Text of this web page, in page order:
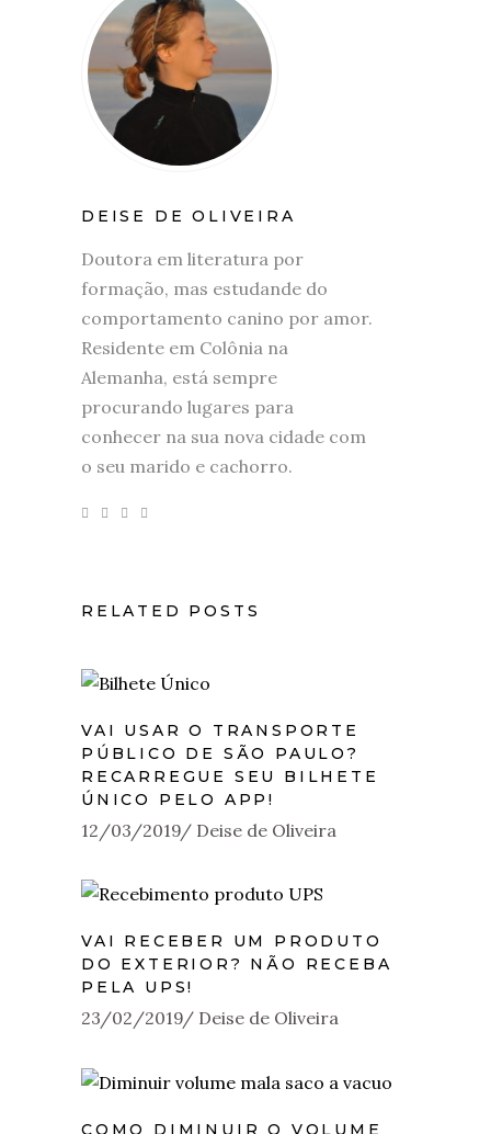
DEISE DE OLIVEIRA
Doutora em literatura por
formação, mas estudande do
comportamento canino por amor.
Residente em Colônia na
Alemanha, está sempre
procurando lugares para
conhecer na sua nova cidade com
o seu marido e cachorro.
RELATED POSTS
VAI USAR O TRANSPORTE
PÚBLICO DE SÃO PAULO?
RECARREGUE SEU BILHETE
ÚNICO PELO APP!
12/03/2019 Deise de Oliveira
VAI RECEBER UM PRODUTO
DO EXTERIOR? NÃO RECEBA
PELA UPS!
23/02/2019 Deise de Oliveira
COMO DIMINUIR O VOLUME